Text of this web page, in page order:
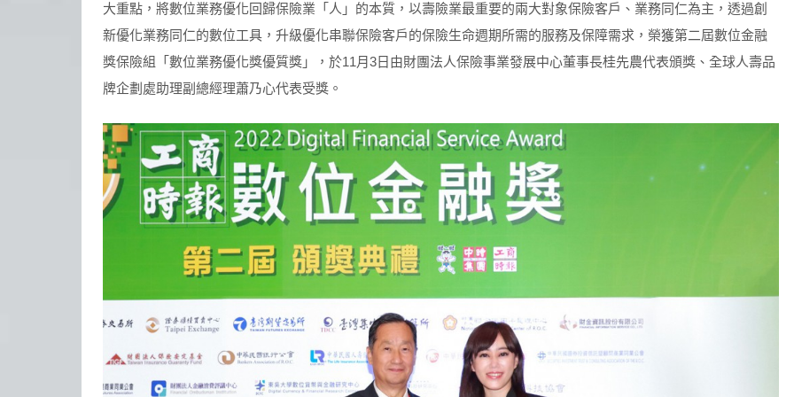
大重點，將數位業務優化回歸保險業「人」的本質，以壽險業最重要的兩大對象保險客戶、業務同仁為主，透過創
新優化業務同仁的數位工具，升級優化串聯保險客戶的保險生命週期所需的服務及保障需求，榮獲第二屆數位金融
獎保險組「數位業務優化獎優質獎」，於11月3日由財團法人保險事業發展中心董事長桂先農代表頒獎、全球人壽品
牌企劃處助理副總經理蕭乃心代表受獎。